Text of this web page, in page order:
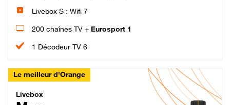
Livebox S : Wifi 7
200 chaînes TV + Eurosport 1
1 Décodeur TV 6
Le meilleur d'Orange
Livebox Max Fibre
Livebox